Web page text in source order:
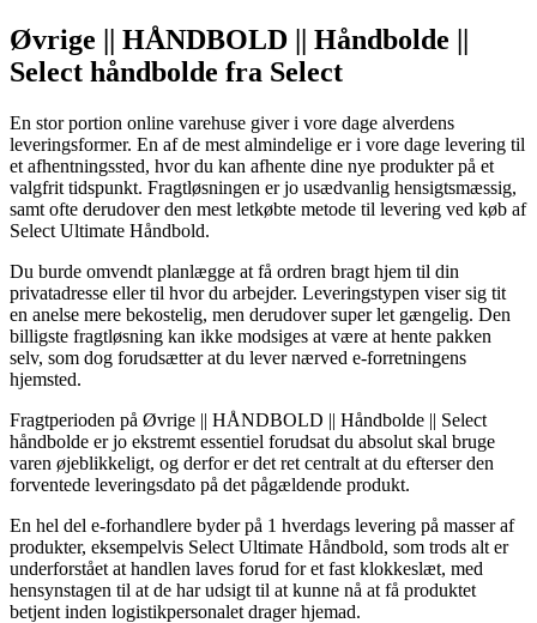
Øvrige || HÅNDBOLD || Håndbolde ||
Select håndbolde fra Select
En stor portion online varehuse giver i vore dage alverdens
leveringsformer. En af de mest almindelige er i vore dage levering til
et afhentningssted, hvor du kan afhente dine nye produkter på et
valgfrit tidspunkt. Fragtløsningen er jo usædvanlig hensigtsmæssig,
samt ofte derudover den mest letkøbte metode til levering ved køb af
Select Ultimate Håndbold.
Du burde omvendt planlægge at få ordren bragt hjem til din
privatadresse eller til hvor du arbejder. Leveringstypen viser sig tit
en anelse mere bekostelig, men derudover super let gængelig. Den
billigste fragtløsning kan ikke modsiges at være at hente pakken
selv, som dog forudsætter at du lever nærved e-forretningens
hjemsted.
Fragtperioden på Øvrige || HÅNDBOLD || Håndbolde || Select
håndbolde er jo ekstremt essentiel forudsat du absolut skal bruge
varen øjeblikkeligt, og derfor er det ret centralt at du efterser den
forventede leveringsdato på det pågældende produkt.
En hel del e-forhandlere byder på 1 hverdags levering på masser af
produkter, eksempelvis Select Ultimate Håndbold, som trods alt er
underforstået at handlen laves forud for et fast klokkeslæt, med
hensynstagen til at de har udsigt til at kunne nå at få produktet
betjent inden logistikpersonalet drager hjemad.